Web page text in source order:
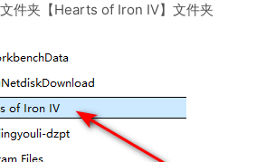
件夹【Hearts of Iron IV】文件夹